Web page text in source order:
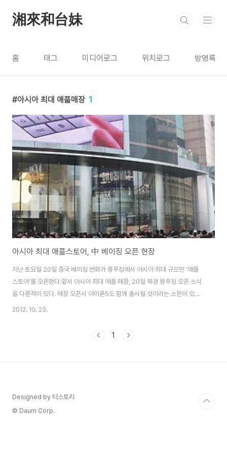
湘來和台妹
홈 태그 미디어로그 위치로그 방명록
아시아 최대 애플매장 1
아시아 최대 애플스토어, 中 베이징 오픈 현장
지난 토요일 20일 중국 베이징 번화가 왕푸징에서 아시아 최대 규모인 '애플
스토어'를 오픈했다.앞서 아시아 최대 애플 매장, 20일 북경 왕푸징 오픈 소식
을 다룬적이 있다. 매장 오픈시 아이폰5도 함께 출시될 것이라는 소문이 있었
으나, 소문이었을 뿐 기대했던 아이폰5는 만나볼 수 없었다. 애플은 중국 시장
공격적으로 중국내 매장을 확대하고 있으며왕푸징 쇼핑몰인 신둥안광장(新東
2012. 10. 23.
1
Designed by 티스토리
© Daum Corp.